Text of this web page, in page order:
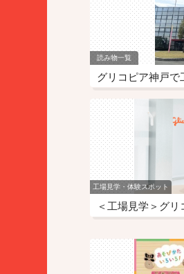
読み物一覧
グリコピア神戸で
工場見学・体験スポット
＜工場見学＞グリ